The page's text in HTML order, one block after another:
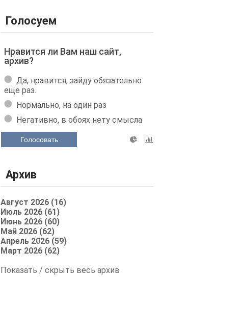
Голосуем
Нравится ли Вам наш сайт,
архив?
Да, нравится, зайду обязательно
еще раз.
Нормально, на один раз
Негативно, в обоях нету смысла
Голосовать
Архив
Август 2026 (16)
Июль 2026 (61)
Июнь 2026 (60)
Май 2026 (62)
Апрель 2026 (59)
Март 2026 (62)
Показать / скрыть весь архив